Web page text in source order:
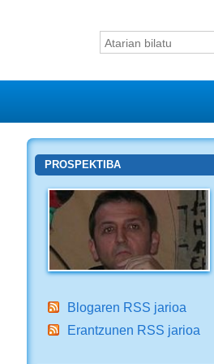
Bilatu atarian
PROSPEKTIBA
Blogaren RSS jarioa
Erantzunen RSS jarioa